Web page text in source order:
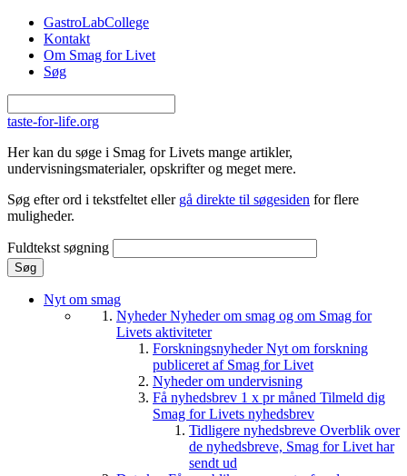
Gå til hovedindhold
GastroLabCollege
Kontakt
Om Smag for Livet
Søg
taste-for-life.org
Her kan du søge i Smag for Livets mange artikler,
undervisningsmaterialer, opskrifter og meget mere.
Søg efter ord i tekstfeltet eller gå direkte til søgesiden for flere
muligheder.
Fuldtekst søgning
Nyt om smag
NyhederNyheder om smag og om Smag for
Livets aktiviteter
ForskningsnyhederNyt om forskning
publiceret af Smag for Livet
Nyheder om undervisning
Få nyhedsbrev 1 x pr måned Tilmeld dig
Smag for Livets nyhedsbrev
Tidligere nyhedsbreve Overblik over
de nyhedsbreve, Smag for Livet har
sendt ud